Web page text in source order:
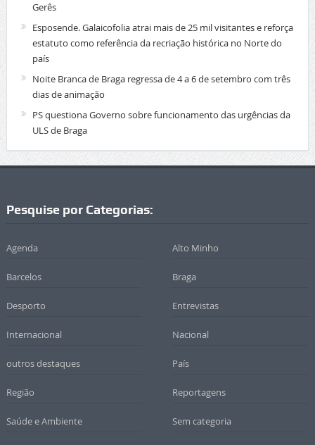
Gerês
Esposende. Galaicofolia atrai mais de 25 mil visitantes e reforça
estatuto como referência da recriação histórica no Norte do
país
Noite Branca de Braga regressa de 4 a 6 de setembro com três
dias de animação
PS questiona Governo sobre funcionamento das urgências da
ULS de Braga
Pesquise por Categorias:
Agenda Alto Minho
Barcelos Braga
Desporto Entrevistas
Internacional Nacional
outros destaques País
Região Reportagens
Saúde e Ambiente Sem categoria